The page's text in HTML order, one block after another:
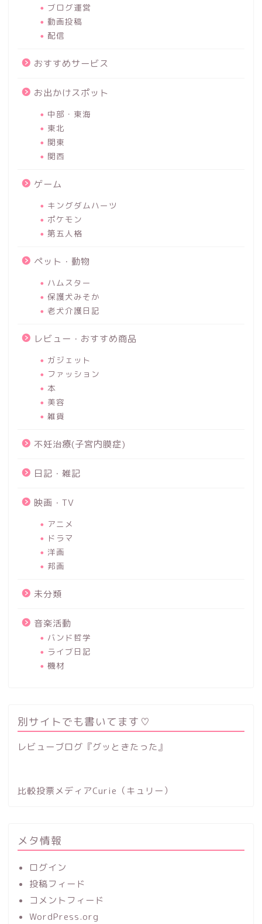
ブログ運営
動画投稿
配信
おすすめサービス
お出かけスポット
中部・東海
東北
関東
関西
ゲーム
キングダムハーツ
ポケモン
第五人格
ペット・動物
ハムスター
保護犬みそか
老犬介護日記
レビュー・おすすめ商品
ガジェット
ファッション
本
美容
雑貨
不妊治療(子宮内膜症)
日記・雑記
映画・TV
アニメ
ドラマ
洋画
邦画
未分類
音楽活動
バンド哲学
ライブ日記
機材
別サイトでも書いてます♡
レビューブログ『グッときたった』
比較投票メディアCurie（キュリー）
メタ情報
ログイン
投稿フィード
コメントフィード
WordPress.org